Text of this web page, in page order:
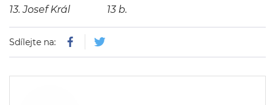
13. Josef Král 13 b.
Sdílejte na: